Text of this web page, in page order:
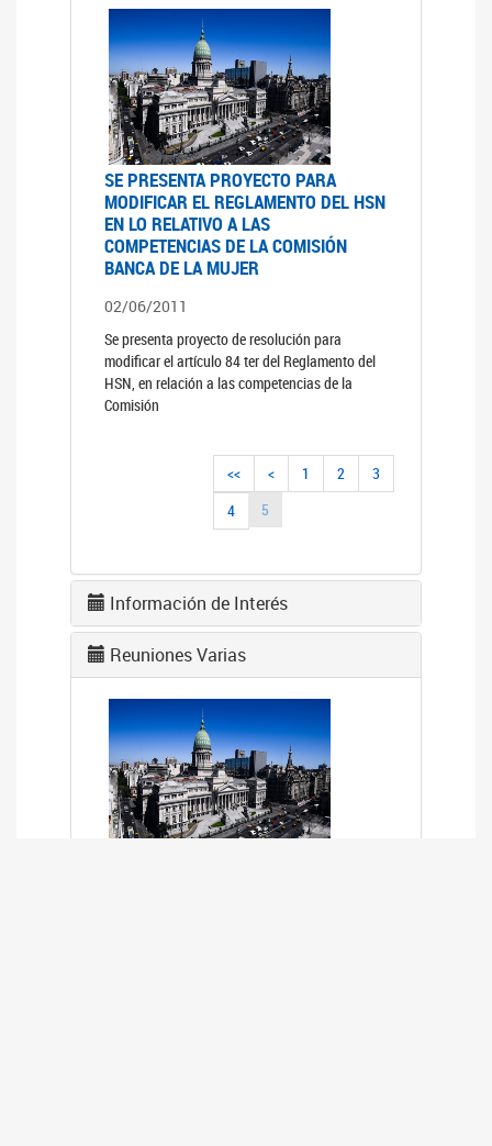
SE PRESENTA PROYECTO PARA
MODIFICAR EL REGLAMENTO DEL HSN
EN LO RELATIVO A LAS
COMPETENCIAS DE LA COMISIÓN
BANCA DE LA MUJER
02/06/2011
Se presenta proyecto de resolución para
modificar el artículo 84 ter del Reglamento del
HSN, en relación a las competencias de la
Comisión
<< < 1 2
3
4
5
Información de Interés
Reuniones Varias